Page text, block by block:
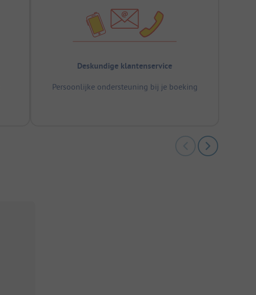
Deskundige klantenservice
Persoonlijke ondersteuning bij je boeking